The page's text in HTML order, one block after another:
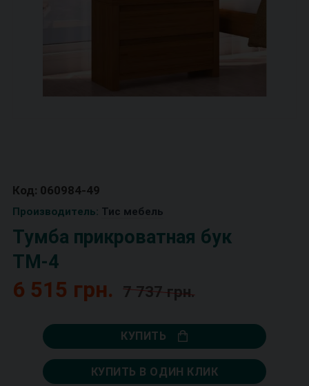
Код: 060984-49
Производитель: Тис мебель
Тумба прикроватная бук
ТМ-4
6 515 грн. 7 737 грн.
КУПИТЬ
КУПИТЬ В ОДИН КЛИК